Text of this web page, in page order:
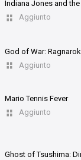
Aggiunto
God of War: Ragnarok
Aggiunto
Mario Tennis Fever
Aggiunto